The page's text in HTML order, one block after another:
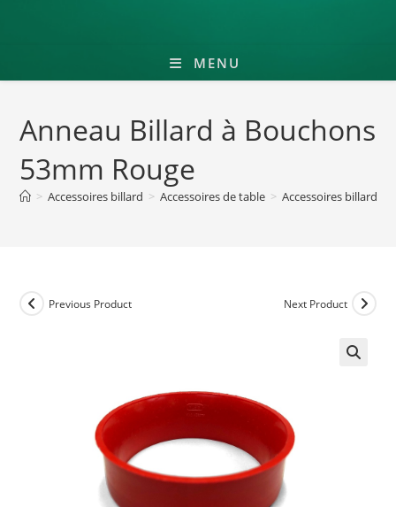
MENU
Anneau Billard à Bouchons
53mm Rouge
> Accessoires billard > Accessoires de table > Accessoires billard
Previous Product Next Product